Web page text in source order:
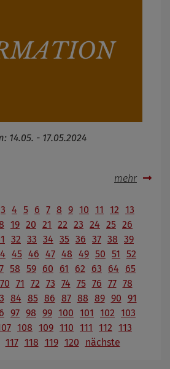
14.05. - 17.05.2024
mehr
3 4 5 6 7 8 9 10 11 12 13
19 20 21 22 23 24 25 26
32 33 34 35 36 37 38 39
45 46 47 48 49 50 51
52
58 59 60 61 62 63 64
65
70 71 72 73 74 75 76 77 78
84 85 86 87 88 89 90 91
97 98 99 100 101 102 103
108 109 110 111 112 113
117 118 119 120 nächste